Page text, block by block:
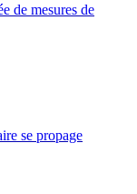
de mesures de
se propage